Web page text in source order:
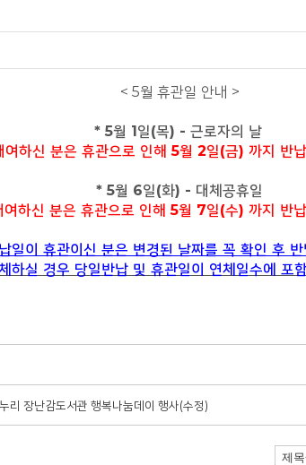
< 5월 휴관일 안내 >
* 5월 1일(목) - 근로자의 날
하신 분은 휴관으로 인해 5월 2일(금) 까지 반
* 5월 6일(화) - 대체공휴일
하신 분은 휴관으로 인해 5월 7일(수) 까지 반
일이 휴관이신 분은 변경된 날짜를 꼭 확인 후
하실 경우 당일반납 및 휴관일이 연체일수에 포
리 장난감도서관 행복나눔데이 행사(수정)